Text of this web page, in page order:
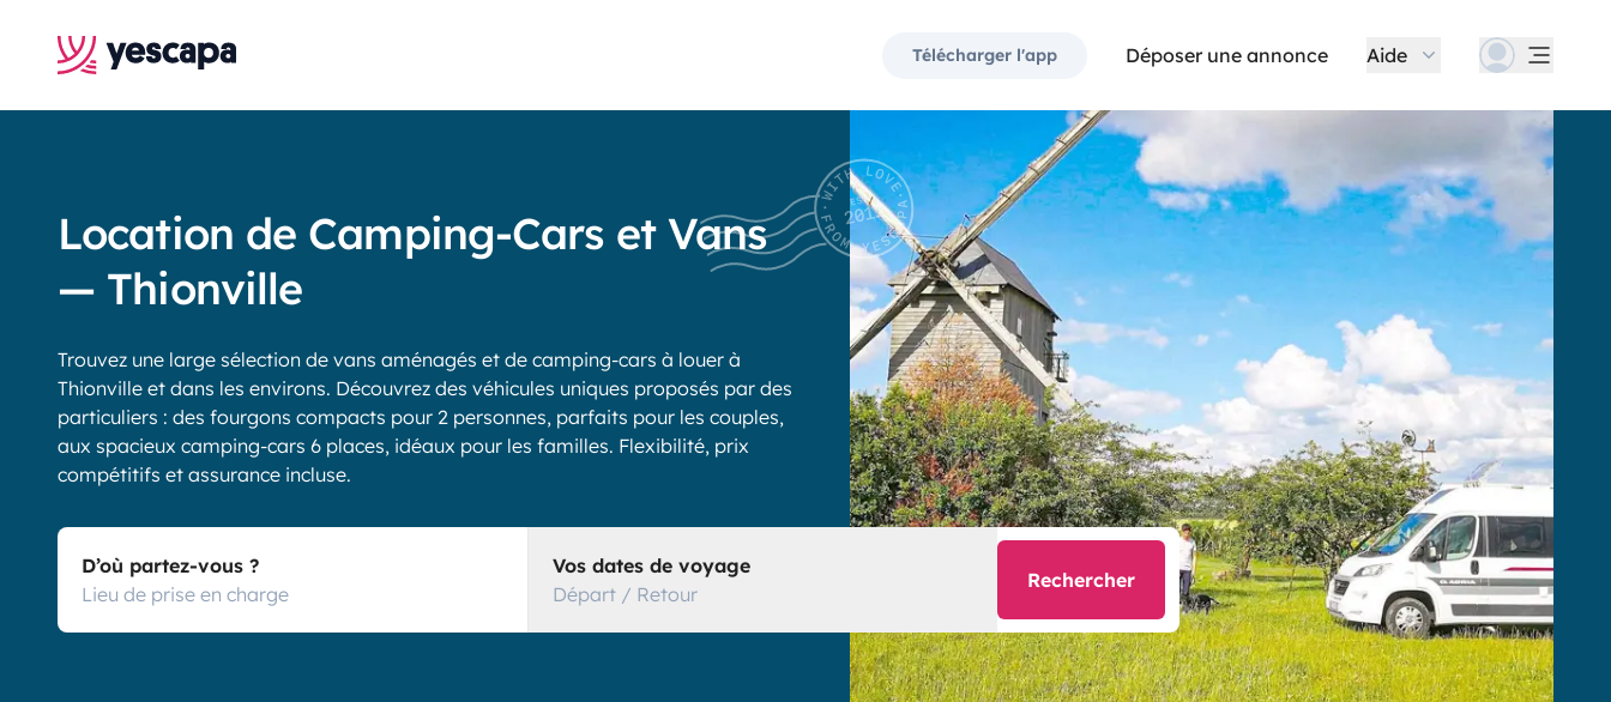
Télécharger l'app Déposer une annonce Aide
Location de Camping-Cars et Vans
— Thionville
Trouvez une large sélection de vans aménagés et de camping-cars à louer à
Thionville et dans les environs. Découvrez des véhicules uniques proposés par des
particuliers : des fourgons compacts pour 2 personnes, parfaits pour les couples,
aux spacieux camping-cars 6 places, idéaux pour les familles. Flexibilité, prix
compétitifs et assurance incluse.
D’où partez-vous ?
Vos dates de voyage
Départ / Retour
Rechercher